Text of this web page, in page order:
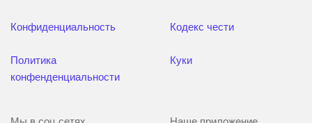
Конфиденциальность
Политика
конфенденциальности
Кодекс чести
Куки